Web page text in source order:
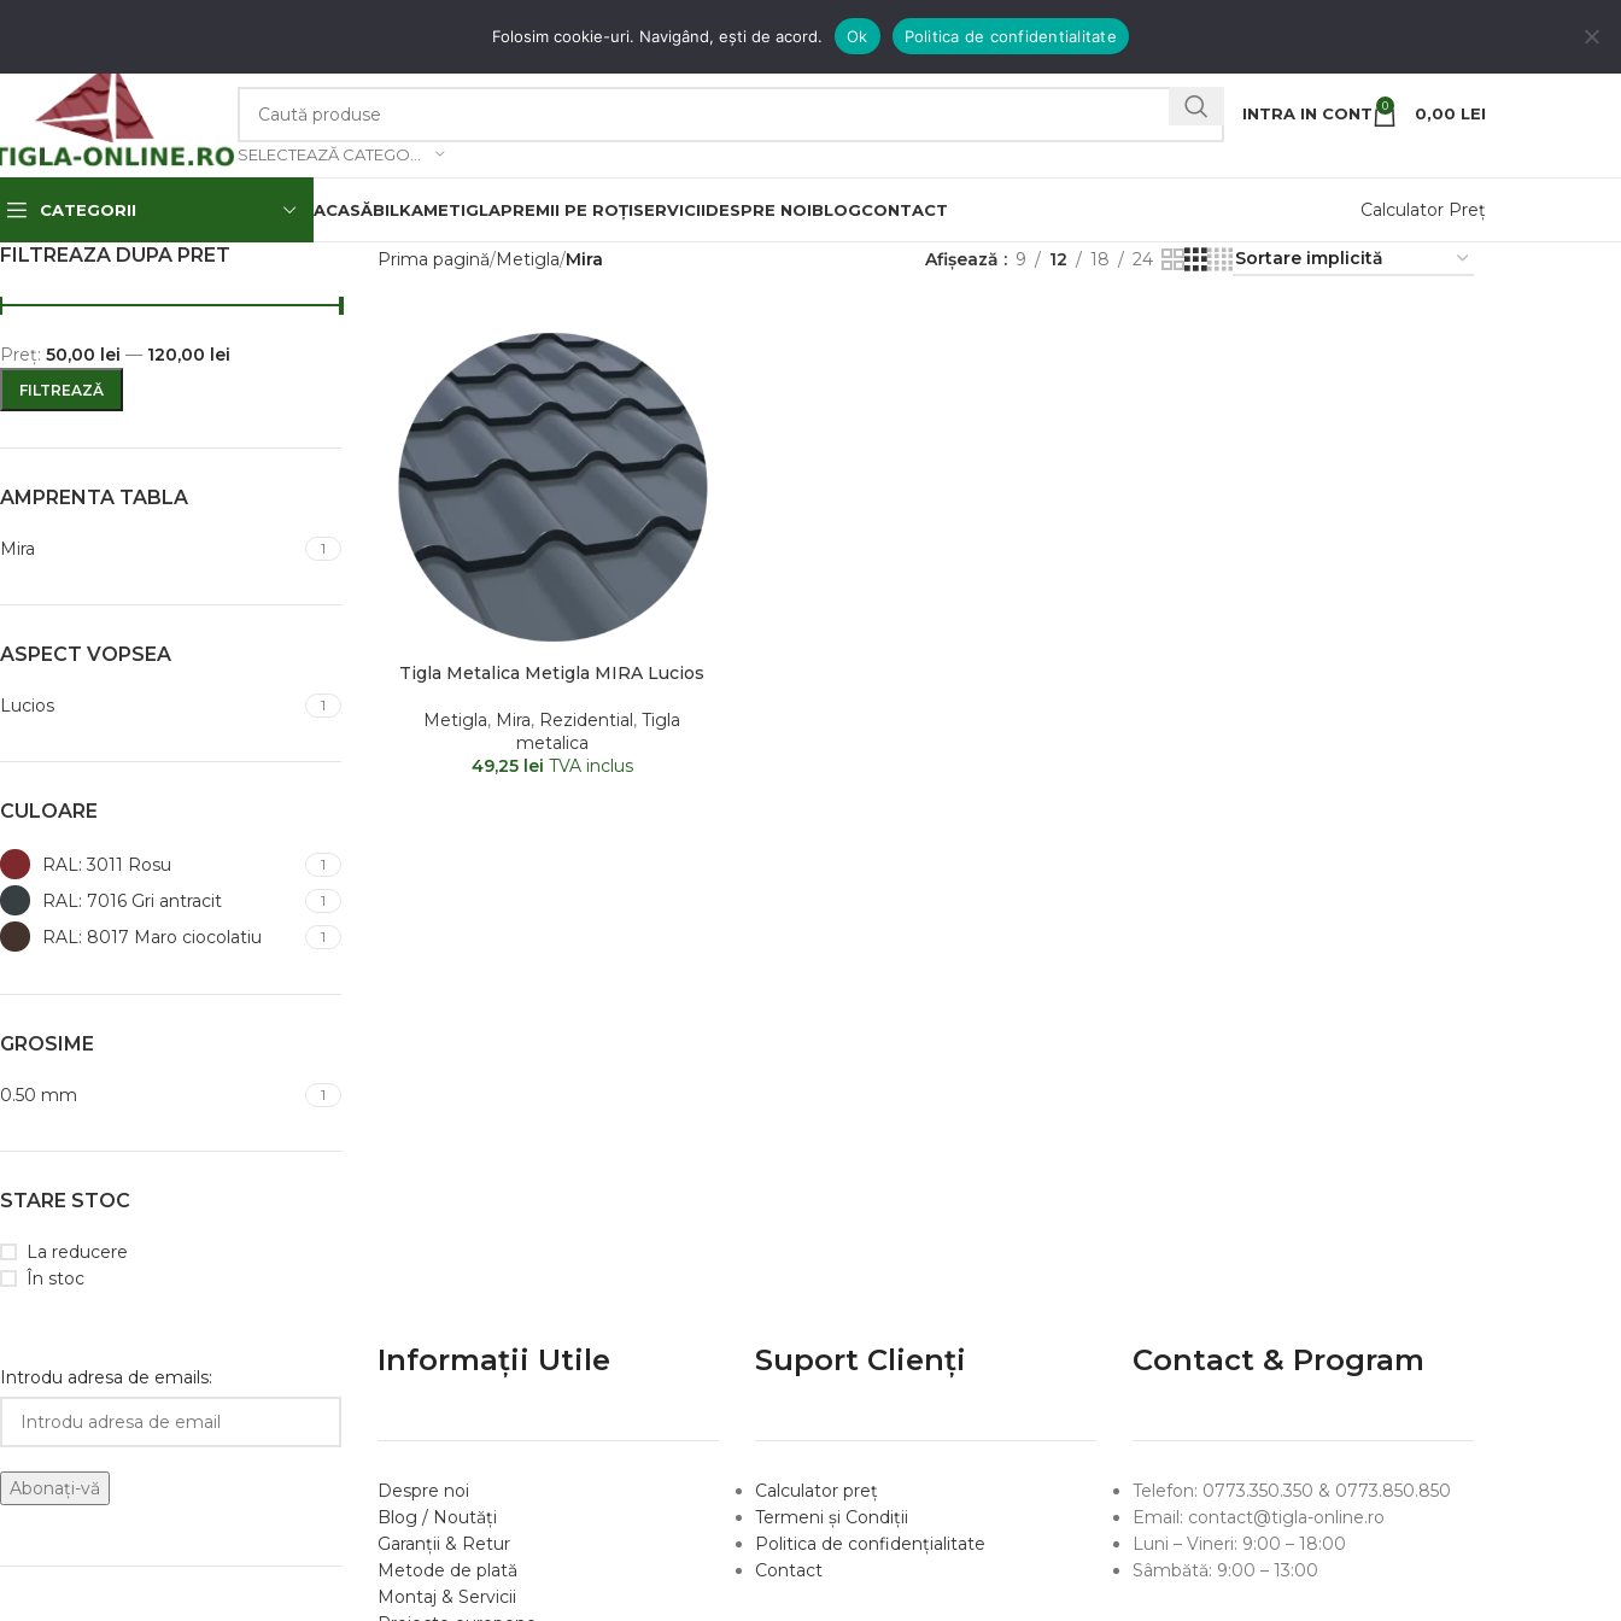
INTRA IN CONT 0 0,00 LEI
CATEGORII ACASĂBILKAMETIGLAPREMII PE ROȚISERVICIIDESPRE NOIBLOGCONTACT Calculator Preț
FILTREAZA DUPA PRET
FILTREAZĂ
Preț: 50,00 lei — 120,00 lei
AMPRENTA TABLA
Mira 1
ASPECT VOPSEA
Lucios 1
CULOARE
RAL: 3011 Rosu 1
RAL: 7016 Gri antracit 1
RAL: 8017 Maro ciocolatiu 1
GROSIME
0.50 mm 1
STARE STOC
La reducere
În stoc
Prima pagină Metigla Mira Afișează 9 12 18 24
Tigla Metalica Metigla MIRA Lucios
Metigla, Mira, Rezidential,Tigla
metalica
49,25 lei TVA inclus
Introdu adresa de emails: Informații Utile
Despre noi
Blog / Noutăți
Garanții & Retur
Metode de plată
Montaj & Servicii
Suport Clienți
Calculator preț
Termeni și Condiții
Politica de confidențialitate
Contact
Contact & Program
Telefon: 0773.350.350 & 0773.850.850
Email: contact@tigla-online.ro
Luni – Vineri: 9:00 – 18:00
Sâmbătă: 9:00 – 13:00
Folosim cookie-uri. Navigând, ești de acord. Ok Politica de confidentialitate